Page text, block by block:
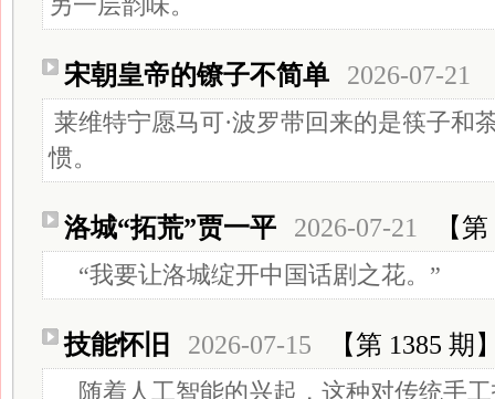
宋朝皇帝的镣子不简单 2026-07-21
莱维特宁愿马可·波罗带回来的是筷子和
惯。
洛城“拓荒”贾一平 2026-07-21 【
“我要让洛城绽开中国话剧之花。”
技能怀旧 2026-07-15 【第 1385 期
随着人工智能的兴起，这种对传统手